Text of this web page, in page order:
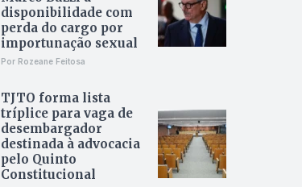
disponibilidade com
perda do cargo por
importunação sexual
Por Rozeane Feitosa
TJTO forma lista
tríplice para vaga de
desembargador
destinada à advocacia
pelo Quinto
Constitucional